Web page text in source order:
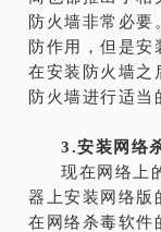
防火墙非常必要
防作用，但是安
在安装防火墙之
防火墙进行适当
3.安装网络
现在网络上
器上安装网络版
在网络杀毒软件